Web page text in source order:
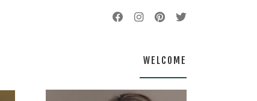
WELCOME